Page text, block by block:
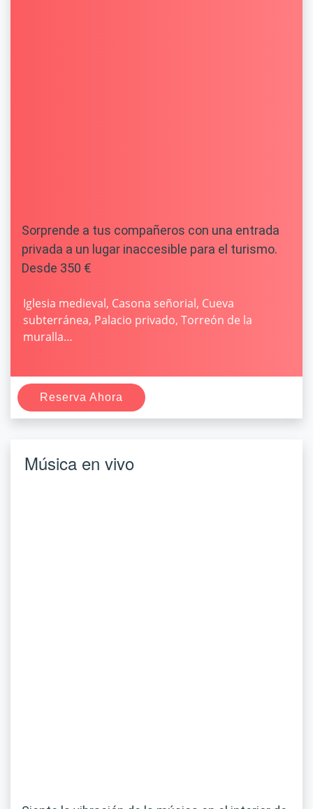
Sorprende a tus compañeros con una entrada
privada a un lugar inaccesible para el turismo.
Desde 350 €
Iglesia medieval, Casona señorial, Cueva
subterránea, Palacio privado, Torreón de la
muralla…
Reserva Ahora
Música en vivo